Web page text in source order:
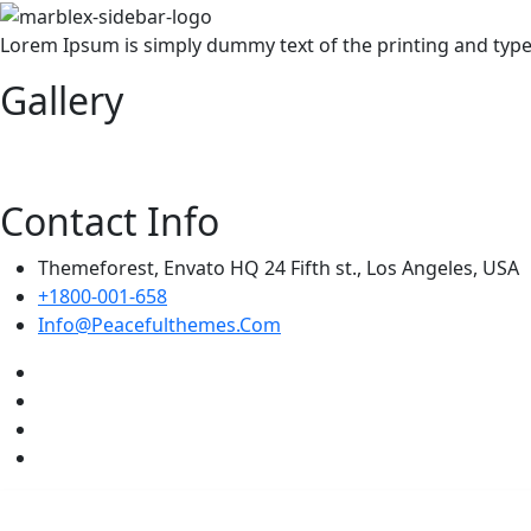
Lorem Ipsum is simply dummy text of the printing and
Gallery
Contact Info
Themeforest, Envato HQ 24 Fifth st., Los Angeles, USA
+1800-001-658
Info@Peacefulthemes.Com